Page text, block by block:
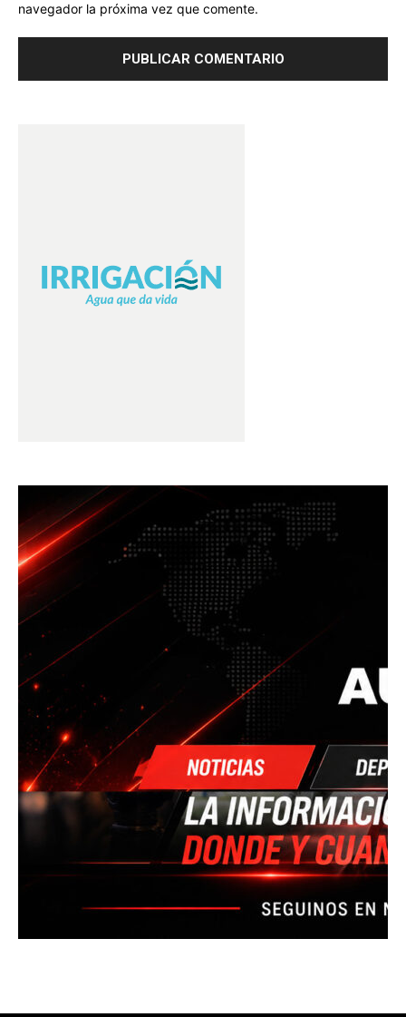
navegador la próxima vez que comente.